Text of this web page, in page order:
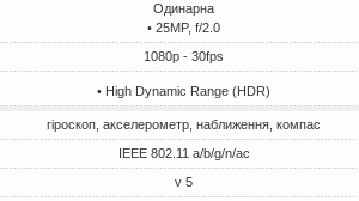
Одинарна
• 25MP, f/2.0
1080p - 30fps
• High Dynamic Range (HDR)
гіроскоп, акселерометр, наближення, компас
IEEE 802.11 a/b/g/n/ac
v 5